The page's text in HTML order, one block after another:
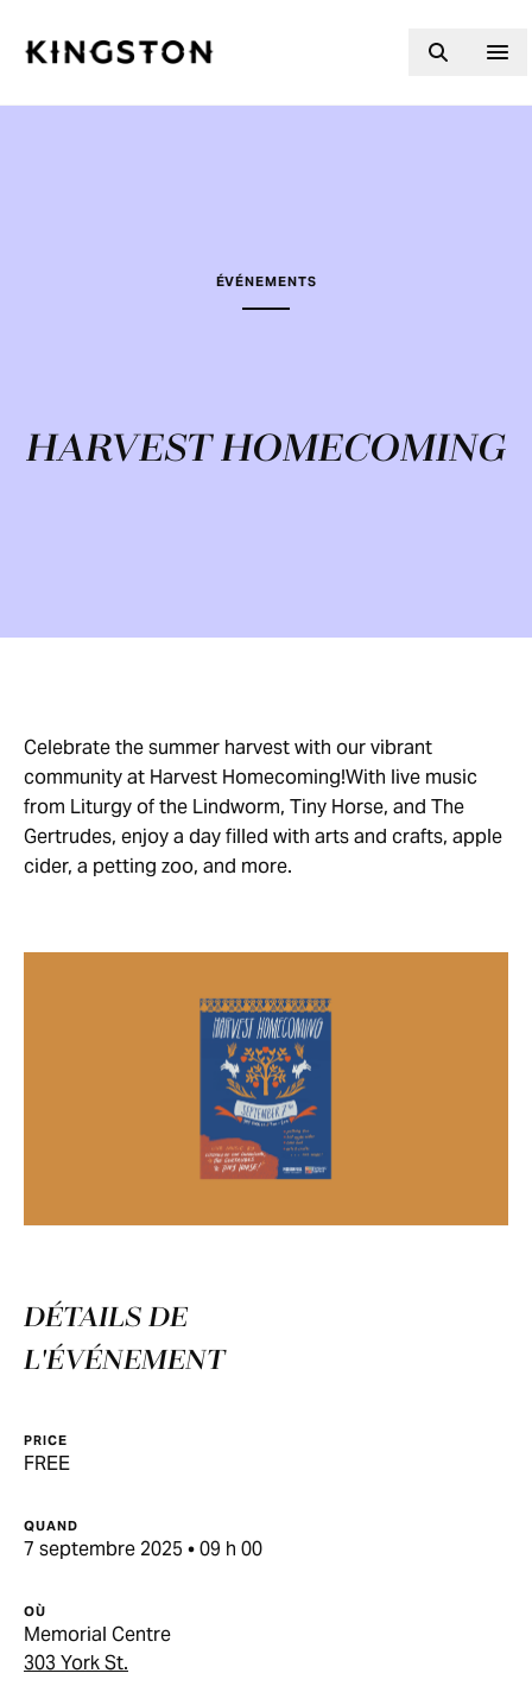
ÉVÉNEMENTS
HARVEST HOMECOMING
Celebrate the summer harvest with our vibrant
community at Harvest Homecoming!With live music
from Liturgy of the Lindworm, Tiny Horse, and The
Gertrudes, enjoy a day filled with arts and crafts, apple
cider, a petting zoo, and more.
DÉTAILS DE
L'ÉVÉNEMENT
PRICE
FREE
QUAND
7 septembre 2025 • 09 h 00
OÙ
Memorial Centre
303 York St.